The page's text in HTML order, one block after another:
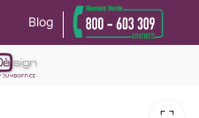
Blog alla privacy